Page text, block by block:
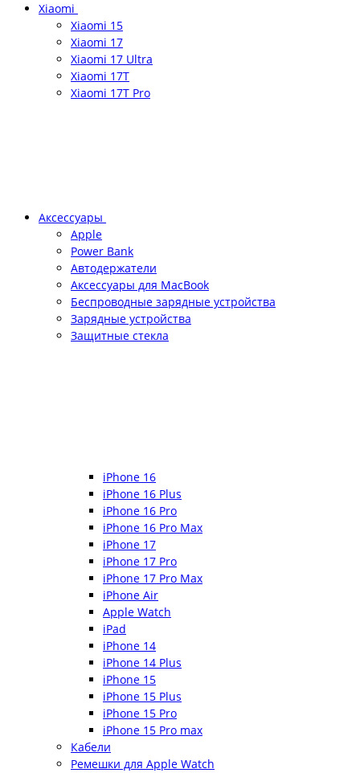
Xiaomi
Xiaomi 15
Xiaomi 17
Xiaomi 17 Ultra
Xiaomi 17T
Xiaomi 17T Pro
Аксессуары
Apple
Power Bank
Автодержатели
Аксессуары для MacBook
Беспроводные зарядные устройства
Зарядные устройства
Защитные стекла
iPhone 16
iPhone 16 Plus
iPhone 16 Pro
iPhone 16 Pro Max
iPhone 17
iPhone 17 Pro
iPhone 17 Pro Max
iPhone Air
Apple Watch
iPad
iPhone 14
iPhone 14 Plus
iPhone 15
iPhone 15 Plus
iPhone 15 Pro
iPhone 15 Pro max
Кабели
Ремешки для Apple Watch